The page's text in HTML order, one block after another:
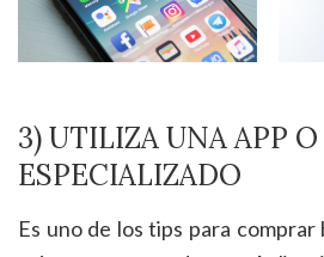
3) UTILIZA UNA APP
ESPECIALIZADO
Es uno de los tips para